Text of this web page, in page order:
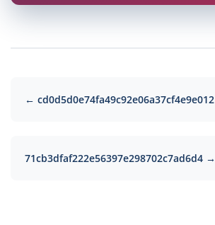
← cd0d5d0e74fa49c92e06a37cf4e9e012
71cb3dfaf222e56397e298702c7ad6d4 →